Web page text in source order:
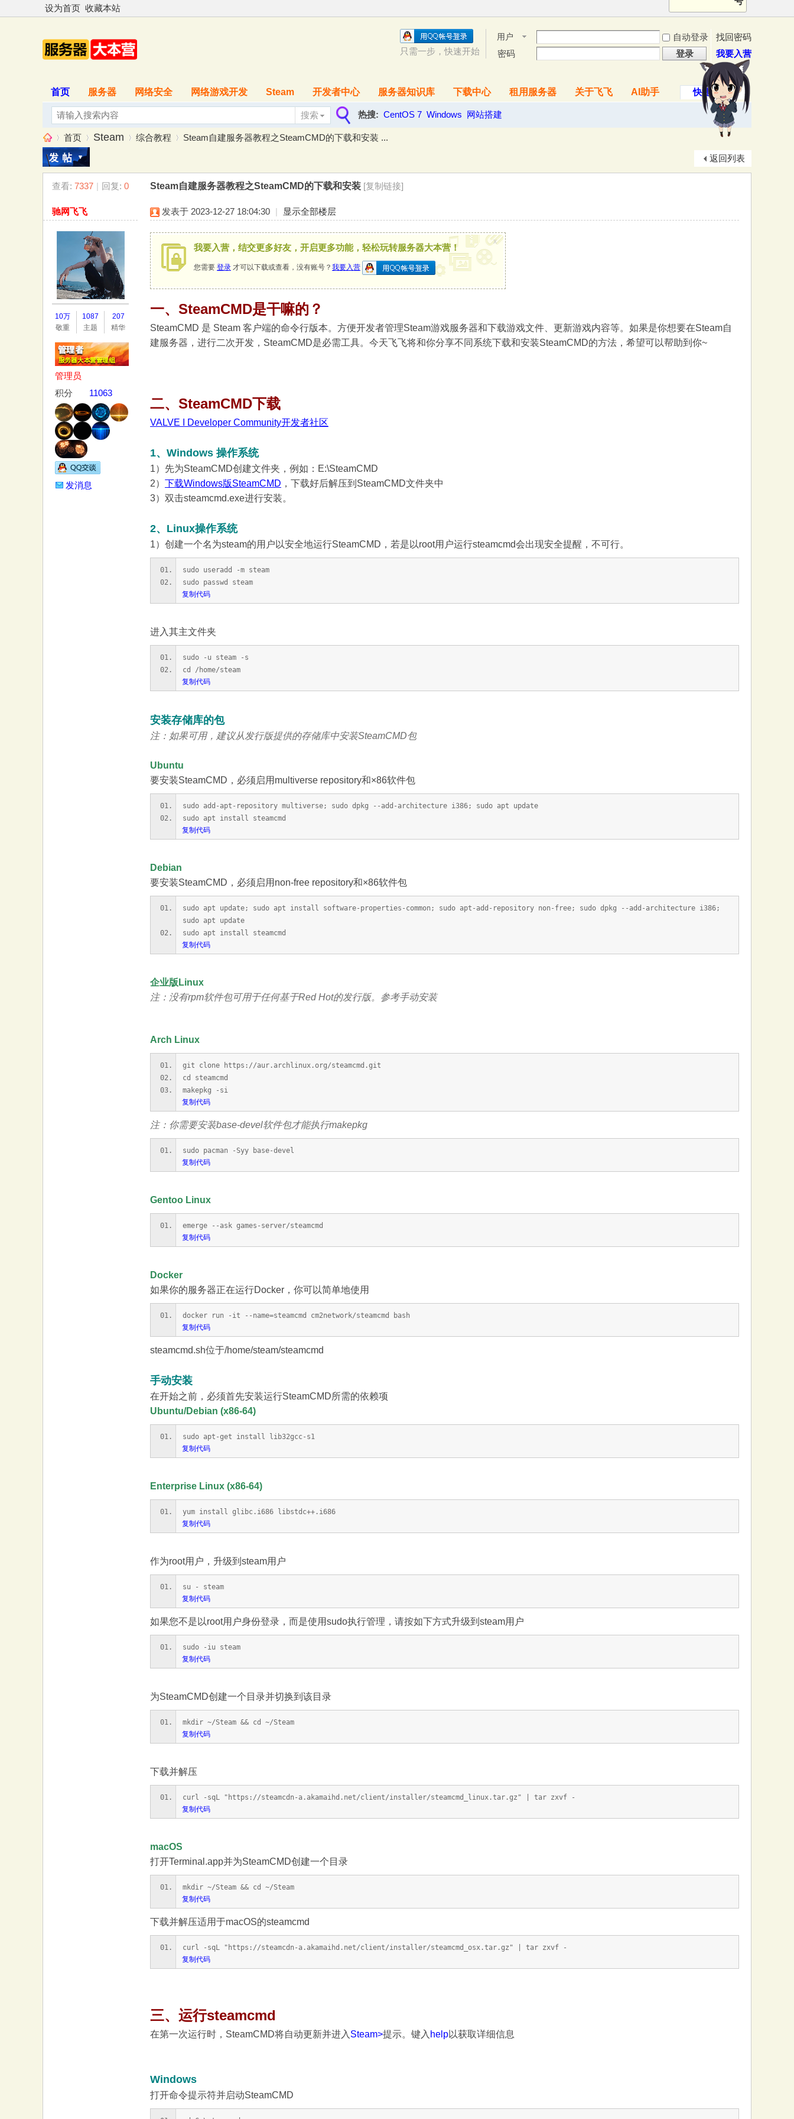
设为首页 收藏本站
用户
名
自动登录
找回密码
密码
登录 我要入营
只需一步，快速开始
快捷导航
首页 服务器 网络安全 网络游戏开发 Steam 开发者中心 服务器知识库 下载中心 租用服务器 关于飞飞 AI助手
搜索
搜
索
热搜: CentOS 7 Windows 网站搭建
»
首页
›
Steam
›
综合教程
›
Steam自建服务器教程之SteamCMD的下载和安装 ...
返回列表
查看: 7337 | 回复: 0 Steam自建服务器教程之SteamCMD的下载和安装 [复制链接]
驰网飞飞
10万
敬重
1087
主题
207
精华
管理员
积分
11063
发消息
发表于 2023-12-27 18:04:30 | 显示全部楼层
我要入营，结交更多好友，开启更多功能，轻松玩转服务器大本营！
您需要 登录 才可以下载或查看，没有账号？ 我要入营
x
一、SteamCMD是干嘛的？
SteamCMD 是 Steam 客户端的命令行版本。方便开发者管理Steam游戏服务器和下载游戏文件、更新游戏内容等。如果是你想要在Steam自
建服务器，进行二次开发，SteamCMD是必需工具。今天飞飞将和你分享不同系统下载和安装SteamCMD的方法，希望可以帮助到你~
二、SteamCMD下载
VALVE I Developer Community开发者社区
1、Windows 操作系统
1）先为SteamCMD创建文件夹，例如：E:\SteamCMD
2） 下载Windows版SteamCMD ，下载好后解压到SteamCMD文件夹中
3）双击steamcmd.exe进行安装。
2、Linux操作系统
1）创建一个名为steam的用户以安全地运行SteamCMD，若是以root用户运行steamcmd会出现安全提醒，不可行。
sudo useradd -m steam
sudo passwd steam
复制代码
进入其主文件夹
sudo -u steam -s
cd /home/steam
复制代码
安装存储库的包
注：如果可用，建议从发行版提供的存储库中安装SteamCMD包
Ubuntu
要安装SteamCMD，必须启用multiverse repository和×86软件包
sudo add-apt-repository multiverse; sudo dpkg --add-architecture i386; sudo apt update
sudo apt install steamcmd
复制代码
Debian
要安装SteamCMD，必须启用non-free repository和×86软件包
sudo apt update; sudo apt install software-properties-common; sudo apt-add-repository non-free; sudo dpkg --add-architecture i386;
sudo apt update
sudo apt install steamcmd
复制代码
企业版Linux
注：没有rpm软件包可用于任何基于Red Hot的发行版。参考手动安装
Arch Linux
git clone https://aur.archlinux.org/steamcmd.git
cd steamcmd
makepkg -si
复制代码
注：你需要安装base-devel软件包才能执行makepkg
sudo pacman -Syy base-devel
复制代码
Gentoo Linux
emerge --ask games-server/steamcmd
复制代码
Docker
如果你的服务器正在运行Docker，你可以简单地使用
docker run -it --name=steamcmd cm2network/steamcmd bash
复制代码
steamcmd.sh位于/home/steam/steamcmd
手动安装
在开始之前，必须首先安装运行SteamCMD所需的依赖项
Ubuntu/Debian (x86-64)
sudo apt-get install lib32gcc-s1
复制代码
Enterprise Linux (x86-64)
yum install glibc.i686 libstdc++.i686
复制代码
作为root用户，升级到steam用户
su - steam
复制代码
如果您不是以root用户身份登录，而是使用sudo执行管理，请按如下方式升级到steam用户
sudo -iu steam
复制代码
为SteamCMD创建一个目录并切换到该目录
mkdir ~/Steam && cd ~/Steam
复制代码
下载并解压
curl -sqL "https://steamcdn-a.akamaihd.net/client/installer/steamcmd_linux.tar.gz" | tar zxvf -
复制代码
macOS
打开Terminal.app并为SteamCMD创建一个目录
mkdir ~/Steam && cd ~/Steam
复制代码
下载并解压适用于macOS的steamcmd
curl -sqL "https://steamcdn-a.akamaihd.net/client/installer/steamcmd_osx.tar.gz" | tar zxvf -
复制代码
三、运行steamcmd
在第一次运行时，SteamCMD将自动更新并进入 Steam>提示。键入 help以获取详细信息
Windows
打开命令提示符并启动SteamCMD